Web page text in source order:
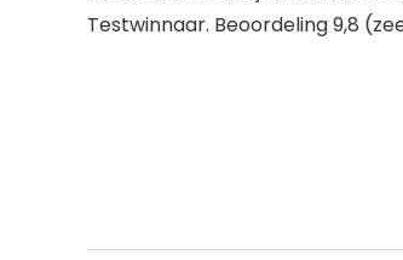
Testwinnaar. Beoordeling 9,8